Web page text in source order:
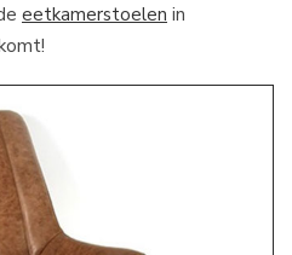
eetkamerstoelen in